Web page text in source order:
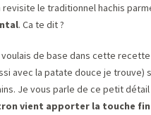
revisite le traditionnel hachis
. Ca te dit ?
de base dans cette
avec la patate douce je trouve)
Je vous parle de ce petit
vient apporter la touche